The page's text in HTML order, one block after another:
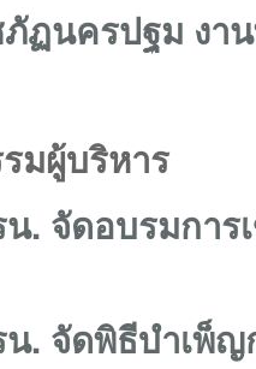
ฏนครปฐม ง
มผู้บริหาร
น. จัดอบรมกา
น. จัดพิธีบำเพ็